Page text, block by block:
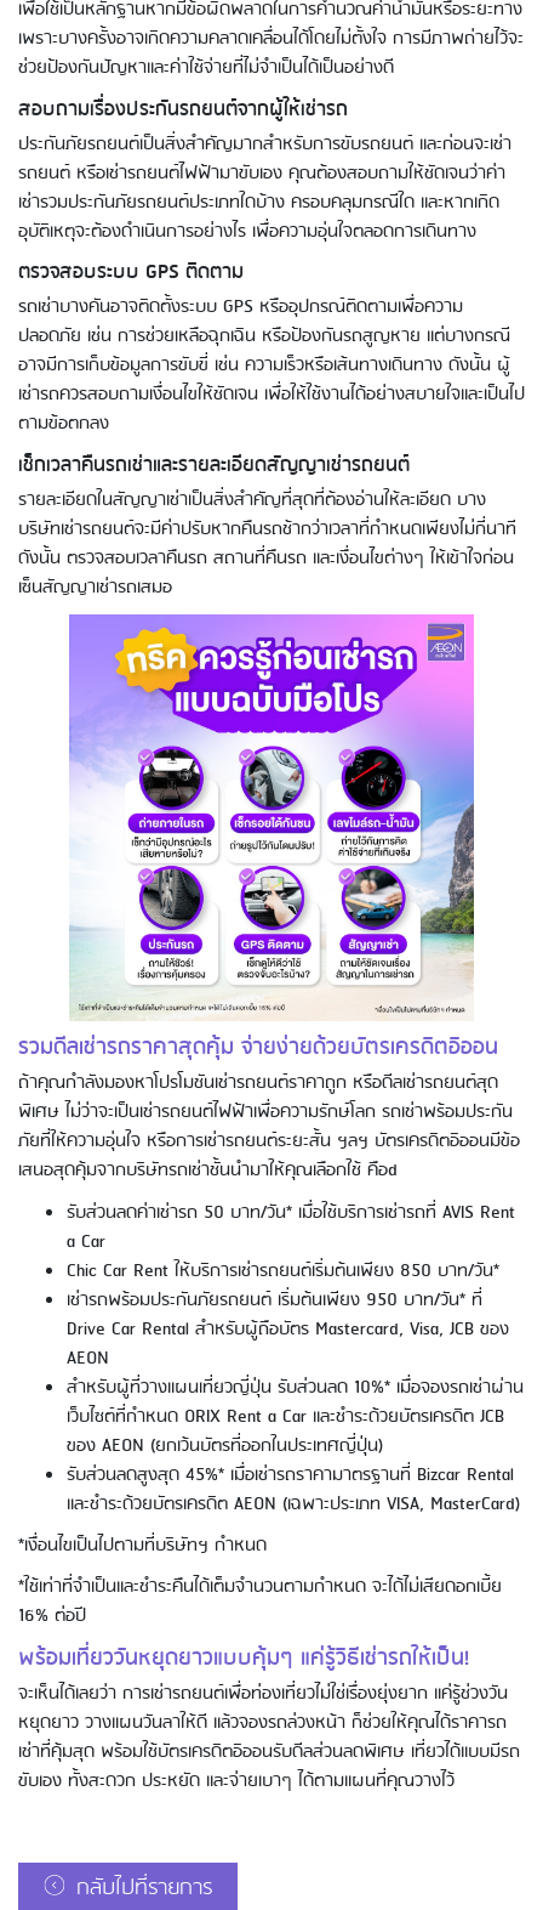
เพื่อใช้เป็นหลักฐานหากมีข้อผิดพลาดในการคำนวณค่าน้ำมันหรือระยะทาง
เพราะบางครั้งอาจเกิดความคลาดเคลื่อนได้โดยไม่ตั้งใจ การมีภาพถ่ายไว้จะ
ช่วยป้องกันปัญหาและค่าใช้จ่ายที่ไม่จำเป็นได้เป็นอย่างดี
สอบถามเรื่องประกันรถยนต์จากผู้ให้เช่ารถ
ประกันภัยรถยนต์เป็นสิ่งสำคัญมากสำหรับการขับรถยนต์ และก่อนจะเช่า
รถยนต์ หรือเช่ารถยนต์ไฟฟ้ามาขับเอง คุณต้องสอบถามให้ชัดเจนว่าค่า
เช่ารวมประกันภัยรถยนต์ประเภทใดบ้าง ครอบคลุมกรณีใด และหากเกิด
อุบัติเหตุจะต้องดำเนินการอย่างไร เพื่อความอุ่นใจตลอดการเดินทาง
ตรวจสอบระบบ GPS ติดตาม
รถเช่าบางคันอาจติดตั้งระบบ GPS หรืออุปกรณ์ติดตามเพื่อความ
ปลอดภัย เช่น การช่วยเหลือฉุกเฉิน หรือป้องกันรถสูญหาย แต่บางกรณี
อาจมีการเก็บข้อมูลการขับขี่ เช่น ความเร็วหรือเส้นทางเดินทาง ดังนั้น ผู้
เช่ารถควรสอบถามเงื่อนไขให้ชัดเจน เพื่อให้ใช้งานได้อย่างสบายใจและเป็นไป
ตามข้อตกลง
เช็กเวลาคืนรถเช่าและรายละเอียดสัญญาเช่ารถยนต์
รายละเอียดในสัญญาเช่าเป็นสิ่งสำคัญที่สุดที่ต้องอ่านให้ละเอียด บาง
บริษัทเช่ารถยนต์จะมีค่าปรับหากคืนรถช้ากว่าเวลาที่กำหนดเพียงไม่กี่นาที
ดังนั้น ตรวจสอบเวลาคืนรถ สถานที่คืนรถ และเงื่อนไขต่างๆ ให้เข้าใจก่อน
เซ็นสัญญาเช่ารถเสมอ
รวมดีลเช่ารถราคาสุดคุ้ม จ่ายง่ายด้วยบัตรเครดิตอิออน
ถ้าคุณกำลังมองหาโปรโมชันเช่ารถยนต์ราคาถูก หรือดีลเช่ารถยนต์สุด
พิเศษ ไม่ว่าจะเป็นเช่ารถยนต์ไฟฟ้าเพื่อความรักษ์โลก รถเช่าพร้อมประกัน
ภัยที่ให้ความอุ่นใจ หรือการเช่ารถยนต์ระยะสั้น ฯลฯ บัตรเครดิตอิออนมีข้อ
เสนอสุดคุ้มจากบริษัทรถเช่าชั้นนำมาให้คุณเลือกใช้ คือd
รับส่วนลดค่าเช่ารถ 50 บาท/วัน* เมื่อใช้บริการเช่ารถที่ AVIS Rent
a Car
Chic Car Rent ให้บริการเช่ารถยนต์เริ่มต้นเพียง 850 บาท/วัน*
เช่ารถพร้อมประกันภัยรถยนต์ เริ่มต้นเพียง 950 บาท/วัน* ที่
Drive Car Rental สำหรับผู้ถือบัตร Mastercard, Visa, JCB ของ
AEON
สำหรับผู้ที่วางแผนเที่ยวญี่ปุ่น รับส่วนลด 10%* เมื่อจองรถเช่าผ่าน
เว็บไซต์ที่กำหนด ORIX Rent a Car และชำระด้วยบัตรเครดิต JCB
ของ AEON (ยกเว้นบัตรที่ออกในประเทศญี่ปุ่น)
รับส่วนลดสูงสุด 45%* เมื่อเช่ารถราคามาตรฐานที่ Bizcar Rental
และชำระด้วยบัตรเครดิต AEON (เฉพาะประเภท VISA, MasterCard)
*เงื่อนไขเป็นไปตามที่บริษัทฯ กำหนด
*ใช้เท่าที่จำเป็นและชำระคืนได้เต็มจำนวนตามกำหนด จะได้ไม่เสียดอกเบี้ย
16% ต่อปี
พร้อมเที่ยววันหยุดยาวแบบคุ้มๆ แค่รู้วิธีเช่ารถให้เป็น!
จะเห็นได้เลยว่า การเช่ารถยนต์เพื่อท่องเที่ยวไม่ใช่เรื่องยุ่งยาก แค่รู้ช่วงวัน
หยุดยาว วางแผนวันลาให้ดี แล้วจองรถล่วงหน้า ก็ช่วยให้คุณได้ราคารถ
เช่าที่คุ้มสุด พร้อมใช้บัตรเครดิตอิออนรับดีลส่วนลดพิเศษ เที่ยวได้แบบมีรถ
ขับเอง ทั้งสะดวก ประหยัด และจ่ายเบาๆ ได้ตามแผนที่คุณวางไว้
กลับไปที่รายการ
การใช้บัตรเครดิตอิออนยังไงให้คุ้ม ดูบิล
เป็น รู้รอบจ่าย ช้อปปิ้ง ใช้จ่ายในร้าน
อาหาร ร้านค้า โรงแรม
การใช้บัตรเครดิตอิออน - ช้อปปิ้งในต่าง
ประเทศ
การใช้บัตรเครดิตอิออน - ช้อปปิ้ง
ออนไลน์
การกดเงินสดผ่านบัตรเครดิต และรอบ
การจ่ายบิล